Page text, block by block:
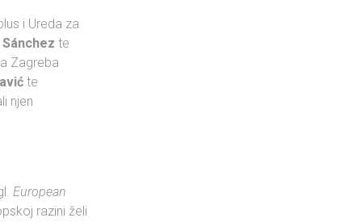
i Ureda za
Sánchez te
Zagreba
te
njen
European
razini želi